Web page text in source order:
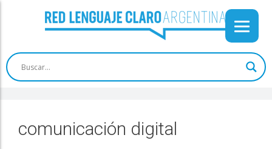
comunicación digital